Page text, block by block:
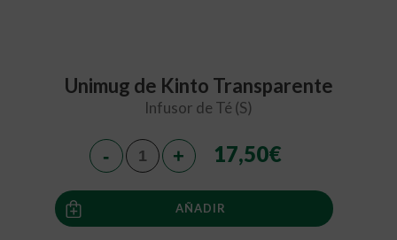
Unimug de Kinto Transparente
Infusor de Té (S)
17,50€
AÑADIR